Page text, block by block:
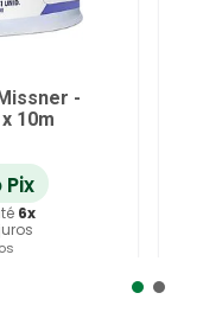
-
10m
Pix
6x